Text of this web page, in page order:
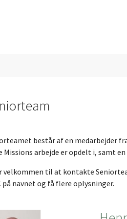
består af en medarbejder
Missions arbejde er opdelt i, samt
velkommen til at kontakte
på navnet og få flere oplysninger.